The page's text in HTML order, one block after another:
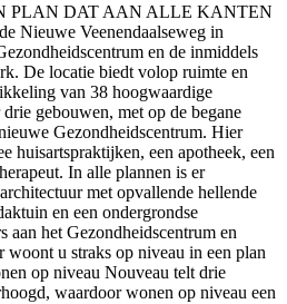
PLAN DAT AAN ALLE KANTEN
Nieuwe Veenendaalseweg in
en de inmiddels
De locatie biedt volop ruimte en
van 38 hoogwaardige
gebouwen, met op de begane
Gezondheidscentrum. Hier
huisartspraktijken, een apotheek, een
In alle plannen is er
met opvallende hellende
en een ondergrondse
aan het Gezondheidscentrum en
u straks op niveau in een plan
op niveau Nouveau telt drie
waardoor wonen op niveau een